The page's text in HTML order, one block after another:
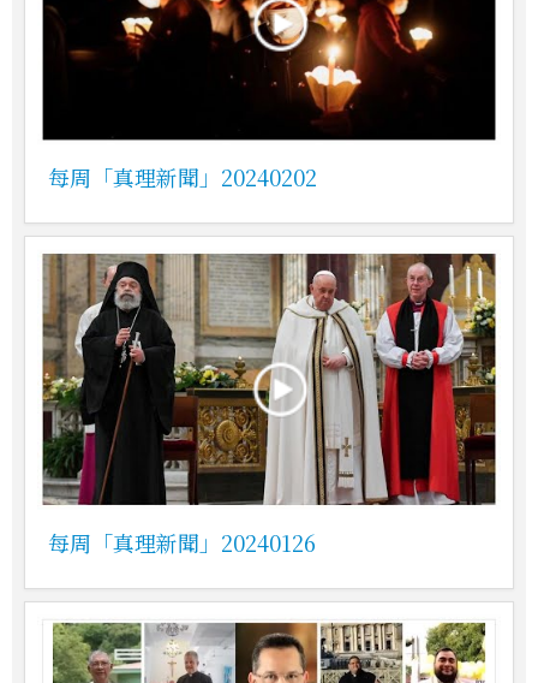
每周「真理新聞」20240202
每周「真理新聞」20240126